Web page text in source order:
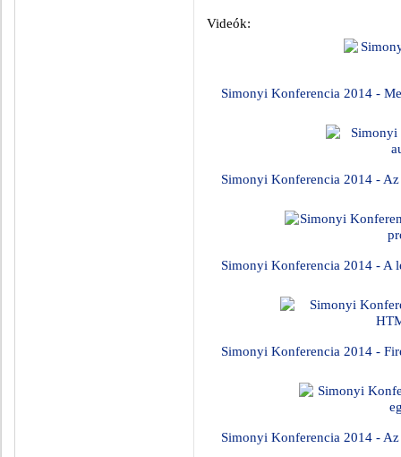
Videók:
Simonyi Konferencia 2014 -
Simonyi Konferencia 2014 -
Simonyi Konferencia 2014 - A
Simonyi Konferencia 2014 -
Simonyi Konferencia 2014 -